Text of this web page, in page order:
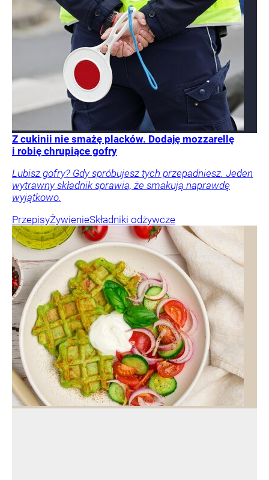
Z cukinii nie smażę placków. Dodaję mozzarellę
i robię chrupiące gofry
Lubisz gofry? Gdy spróbujesz tych przepadniesz. Jeden
wytrawny składnik sprawia, że smakują naprawdę
wyjątkowo.
PrzepisyŻywienieSkładniki odżywcze